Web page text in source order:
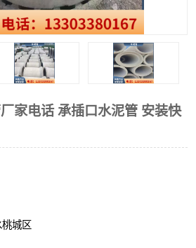
家电话 承插口水泥管 安装快
城区